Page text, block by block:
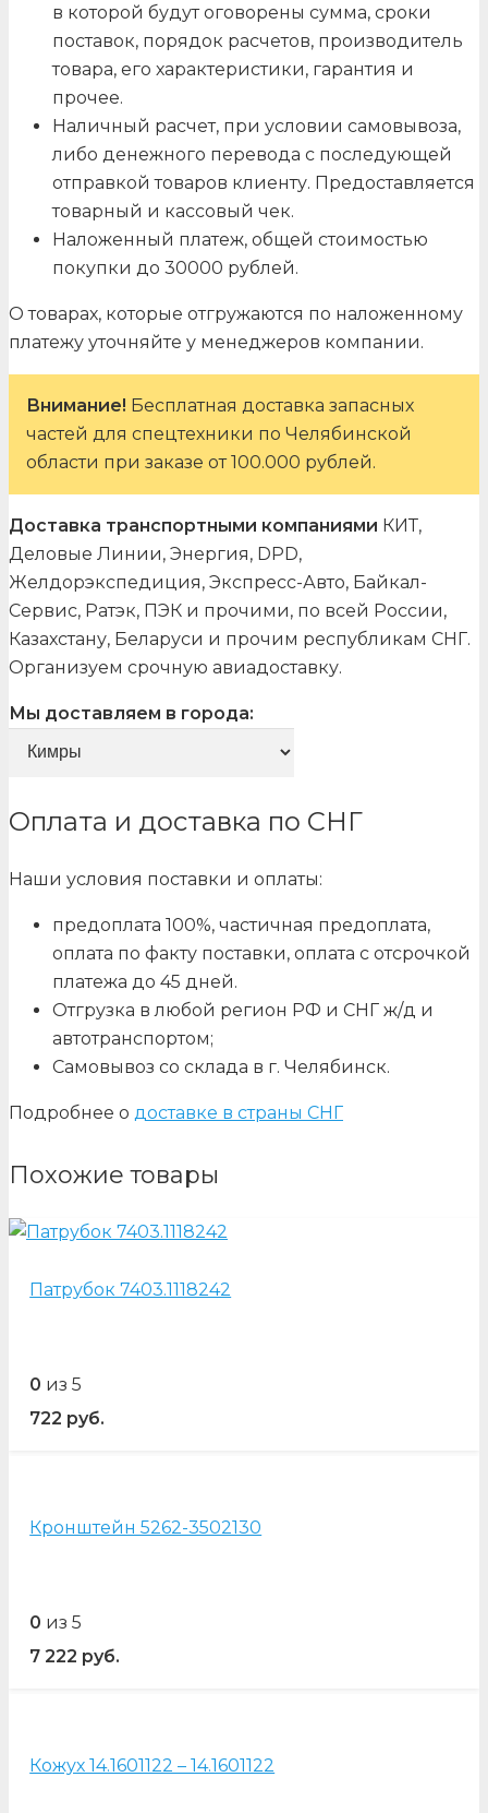
в которой будут оговорены сумма, сроки
поставок, порядок расчетов, производитель
товара, его характеристики, гарантия и
прочее.
Наличный расчет, при условии самовывоза,
либо денежного перевода с последующей
отправкой товаров клиенту. Предоставляется
товарный и кассовый чек.
Наложенный платеж, общей стоимостью
покупки до 30000 рублей.
О товарах, которые отгружаются по наложенному
платежу уточняйте у менеджеров компании.
Внимание! Бесплатная доставка запасных
частей для спецтехники по Челябинской
области при заказе от 100.000 рублей.
Доставка транспортными компаниями КИТ,
Деловые Линии, Энергия, DPD,
Желдорэкспедиция, Экспресс-Авто, Байкал-
Сервис, Ратэк, ПЭК и прочими, по всей России,
Казахстану, Беларуси и прочим республикам СНГ.
Организуем срочную авиадоставку.
Мы доставляем в города:
Оплата и доставка по СНГ
Наши условия поставки и оплаты:
предоплата 100%, частичная предоплата,
оплата по факту поставки, оплата с отсрочкой
платежа до 45 дней.
Отгрузка в любой регион РФ и СНГ ж/д и
автотранспортом;
Самовывоз со склада в г. Челябинск.
Подробнее о доставке в страны СНГ
Похожие товары
Патрубок 7403.1118242
0 из 5
722 руб.
Кронштейн 5262-3502130
0 из 5
7 222 руб.
Кожух 14.1601122 – 14.1601122